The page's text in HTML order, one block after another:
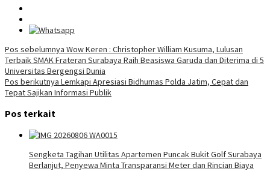
Navigasi
pos
Pos sebelumnya Wow Keren : Christopher William Kusuma, Lulusan
Terbaik SMAK Frateran Surabaya Raih Beasiswa Garuda dan Diterima di 5
Universitas Bergengsi Dunia
Pos berikutnya Lemkapi Apresiasi Bidhumas Polda Jatim, Cepat dan
Tepat Sajikan Informasi Publik
Pos terkait
Sengketa Tagihan Utilitas Apartemen Puncak Bukit Golf Surabaya
Berlanjut, Penyewa Minta Transparansi Meter dan Rincian Biaya